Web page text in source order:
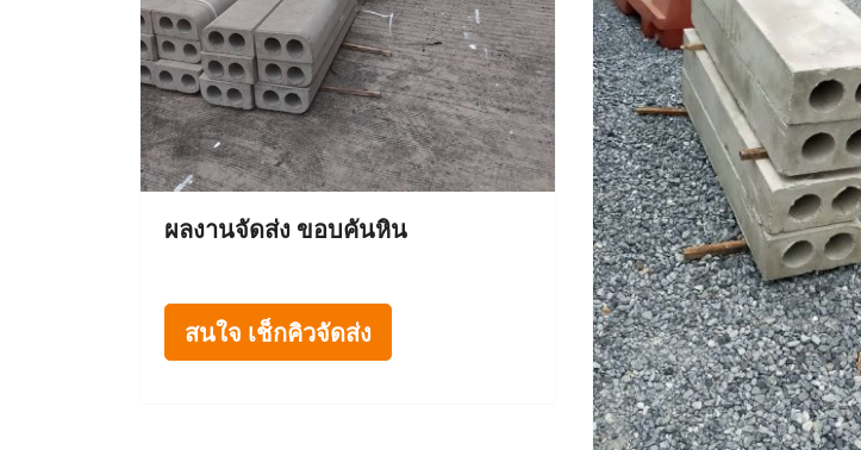
ผลงานจัดส่ง ขอบคันหิน
สนใจ เช็กคิวจัดส่ง